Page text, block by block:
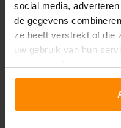
social media,
de gegevens
ze heeft verstrekt of die
uw gebruik van hun
Aantal niveaus:
5
Kleur staanders:
Galva
Draagkracht per